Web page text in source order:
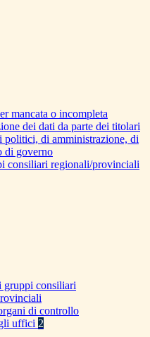
mancata o incompleta
dei dati da parte dei titolari
politici, di amministrazione, di
di governo
consiliari regionali/provinciali
gruppi consiliari
di controllo
uffici 2